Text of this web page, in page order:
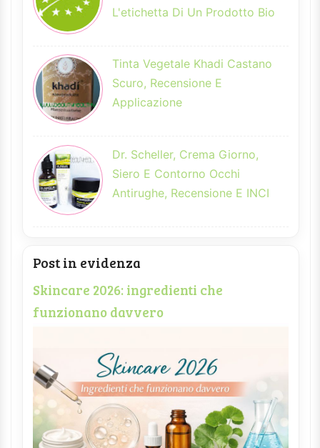
L'etichetta Di Un Prodotto Bio
Tinta Vegetale Khadi Castano
Scuro, Recensione E
Applicazione
Dr. Scheller, Crema Giorno,
Siero E Contorno Occhi
Antirughe, Recensione E INCI
Post in evidenza
Skincare 2026: ingredienti che
funzionano davvero